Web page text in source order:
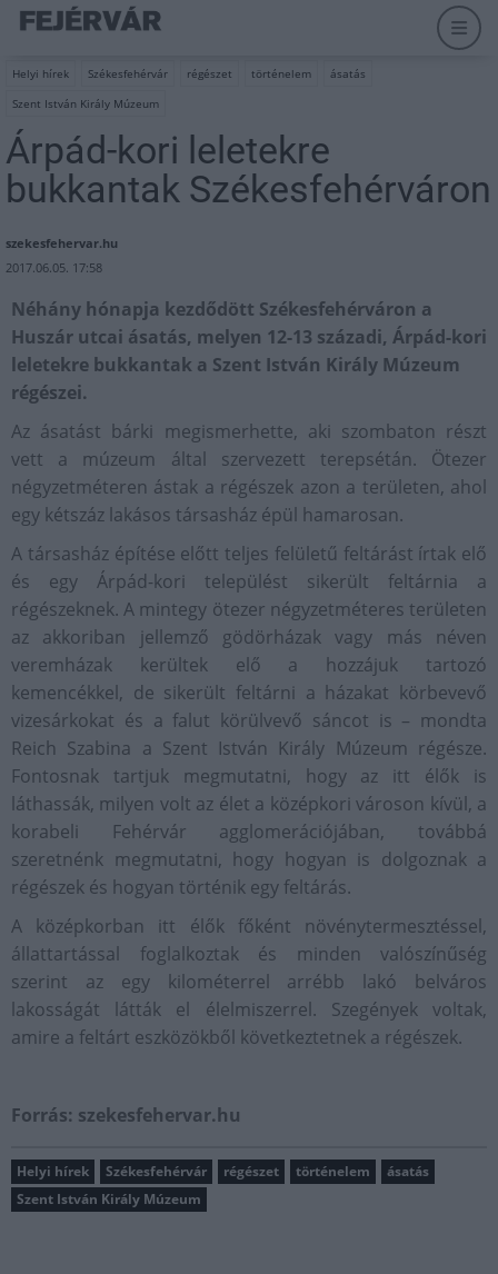
Helyi hírek Székesfehérvár régészet történelem
ásatás
Szent István Király Múzeum
Árpád-kori leletekre
bukkantak Székesfehérváron
szekesfehervar.hu
2017.06.05. 17:58
Néhány hónapja kezdődött Székesfehérváron a
Huszár utcai ásatás, melyen 12-13 századi, Árpád-kori
leletekre bukkantak a Szent István Király Múzeum
régészei.
Az ásatást bárki megismerhette, aki szombaton részt
vett a múzeum által szervezett terepsétán. Ötezer
négyzetméteren ástak a régészek azon a területen, ahol
egy kétszáz lakásos társasház épül hamarosan.
A társasház építése előtt teljes felületű feltárást írtak elő
és egy Árpád-kori települést sikerült feltárnia a
régészeknek. A mintegy ötezer négyzetméteres területen
az akkoriban jellemző gödörházak vagy más néven
veremházak kerültek elő a hozzájuk tartozó
kemencékkel, de sikerült feltárni a házakat körbevevő
vizesárkokat és a falut körülvevő sáncot is – mondta
Reich Szabina a Szent István Király Múzeum régésze.
Fontosnak tartjuk megmutatni, hogy az itt élők is
láthassák, milyen volt az élet a középkori városon kívül, a
korabeli Fehérvár agglomerációjában, továbbá
szeretnénk megmutatni, hogy hogyan is dolgoznak a
régészek és hogyan történik egy feltárás.
A középkorban itt élők főként növénytermesztéssel,
állattartással foglalkoztak és minden valószínűség
szerint az egy kilométerrel arrébb lakó belváros
lakosságát látták el élelmiszerrel. Szegények voltak,
amire a feltárt eszközökből következtetnek a régészek.
Forrás: szekesfehervar.hu
Helyi hírek Székesfehérvár régészet történelem
ásatás
Szent István Király Múzeum